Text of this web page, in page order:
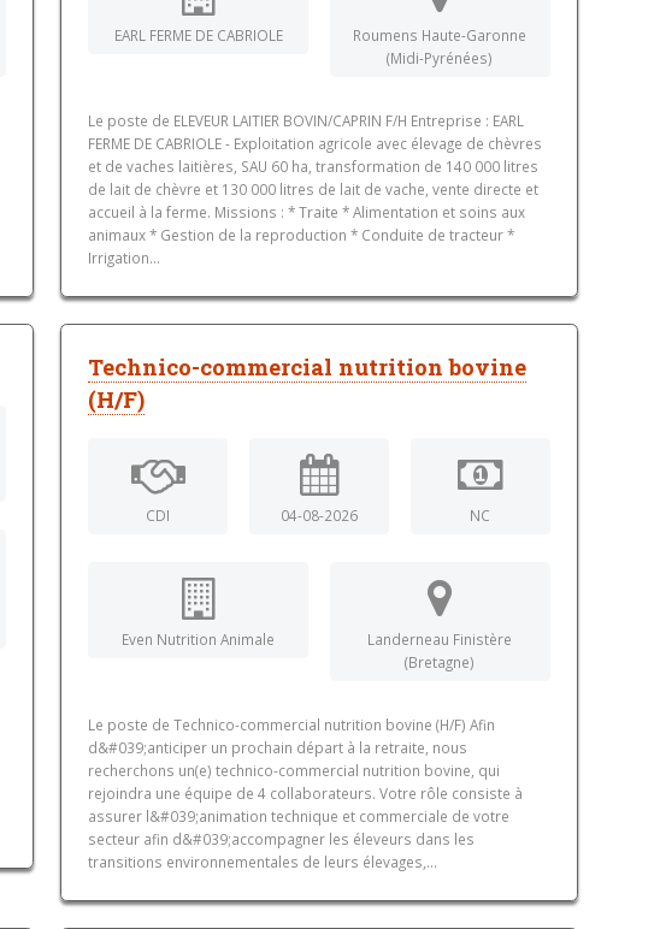
EARL FERME DE CABRIOLE
Roumens Haute-Garonne
(Midi-Pyrénées)
Le poste de ELEVEUR LAITIER BOVIN/CAPRIN F/H Entreprise : EARL
FERME DE CABRIOLE - Exploitation agricole avec élevage de chèvres
et de vaches laitières, SAU 60 ha, transformation de 140 000 litres
de lait de chèvre et 130 000 litres de lait de vache, vente directe et
accueil à la ferme. Missions : * Traite * Alimentation et soins aux
animaux * Gestion de la reproduction * Conduite de tracteur *
Irrigation...
Technico-commercial nutrition bovine
(H/F)
CDI 04-08-2026 NC
Even Nutrition Animale
Landerneau Finistère
(Bretagne)
Le poste de Technico-commercial nutrition bovine (H/F) Afin
d&#039;anticiper un prochain départ à la retraite, nous
recherchons un(e) technico-commercial nutrition bovine, qui
rejoindra une équipe de 4 collaborateurs. Votre rôle consiste à
assurer l&#039;animation technique et commerciale de votre
secteur afin d&#039;accompagner les éleveurs dans les
transitions environnementales de leurs élevages,...